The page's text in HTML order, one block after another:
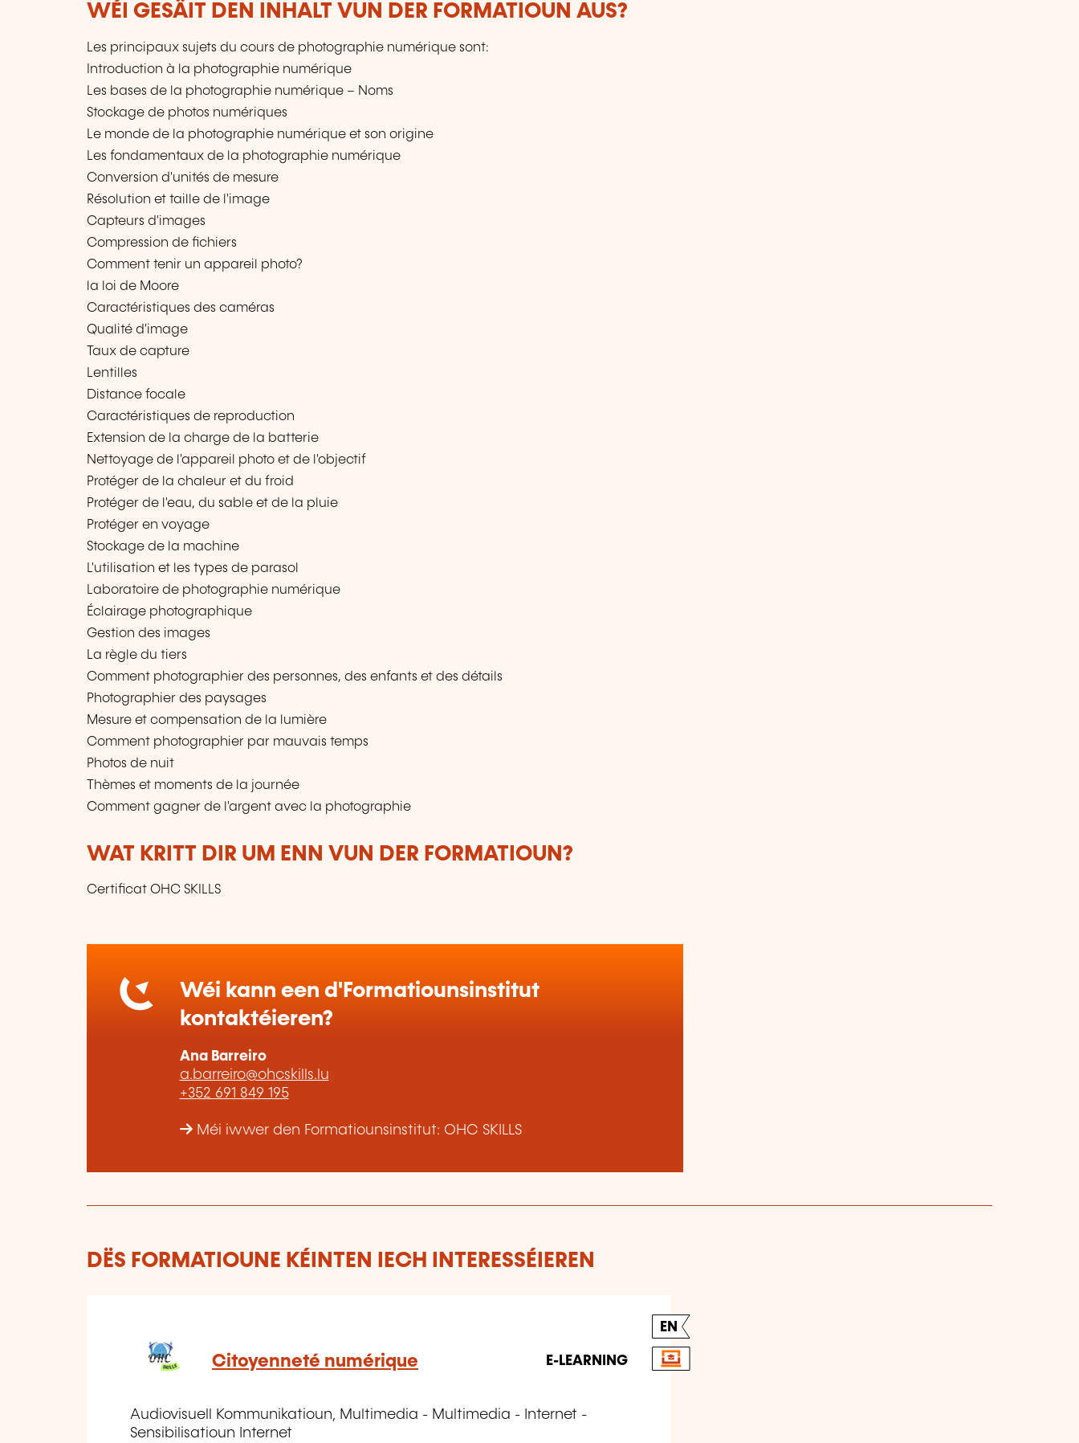
WÉI GESÄIT DEN INHALT VUN DER FORMATIOUN AUS?
Les principaux sujets du cours de photographie numérique sont:
Introduction à la photographie numérique
Les bases de la photographie numérique – Noms
Stockage de photos numériques
Le monde de la photographie numérique et son origine
Les fondamentaux de la photographie numérique
Conversion d'unités de mesure
Résolution et taille de l'image
Capteurs d'images
Compression de fichiers
Comment tenir un appareil photo?
la loi de Moore
Caractéristiques des caméras
Qualité d'image
Taux de capture
Lentilles
Distance focale
Caractéristiques de reproduction
Extension de la charge de la batterie
Nettoyage de l'appareil photo et de l'objectif
Protéger de la chaleur et du froid
Protéger de l'eau, du sable et de la pluie
Protéger en voyage
Stockage de la machine
L'utilisation et les types de parasol
Laboratoire de photographie numérique
Éclairage photographique
Gestion des images
La règle du tiers
Comment photographier des personnes, des enfants et des détails
Photographier des paysages
Mesure et compensation de la lumière
Comment photographier par mauvais temps
Photos de nuit
Thèmes et moments de la journée
Comment gagner de l'argent avec la photographie
WAT KRITT DIR UM ENN VUN DER FORMATIOUN?
Certificat OHC SKILLS
Wéi kann een d'Formatiounsinstitut
kontaktéieren?
Ana Barreiro
a.barreiro@ohcskills.lu
+352 691 849 195
Méi iwwer den Formatiounsinstitut: OHC SKILLS
DËS FORMATIOUNE KÉINTEN IECH INTERESSÉIEREN
EN
Citoyenneté numérique E-LEARNING
Audiovisuell Kommunikatioun, Multimedia - Multimedia - Internet -
Sensibilisatioun Internet